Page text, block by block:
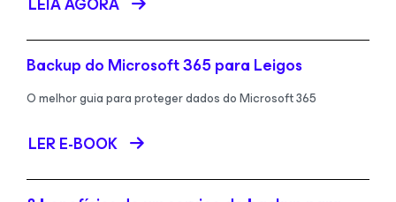
Backup do Microsoft 365 para Leigos
O melhor guia para proteger dados do Microsoft 365
LER E-BOOK